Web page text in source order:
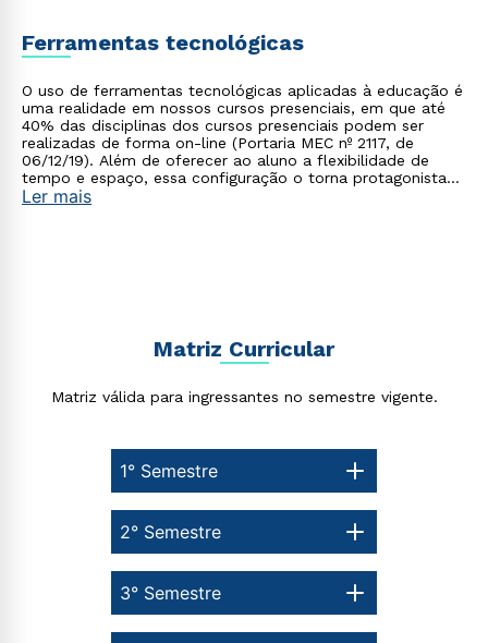
Ferramentas tecnológicas
O uso de ferramentas tecnológicas aplicadas à educação é
uma realidade em nossos cursos presenciais, em que até
40% das disciplinas dos cursos presenciais podem ser
realizadas de forma on-line (Portaria MEC nº 2117, de
06/12/19). Além de oferecer ao aluno a flexibilidade de
tempo e espaço, essa configuração o torna protagonista
no processo de construção do seu conhecimento.
Ler mais
Matriz Curricular
Matriz válida para ingressantes no semestre vigente.
1° Semestre
3° Semestre
2° Semestre